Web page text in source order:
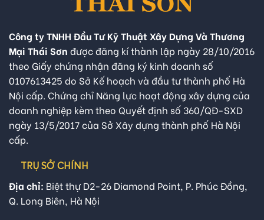
Công ty TNHH Đầu Tư Kỹ Thuật Xây Dựng Và Thương
Mại Thái Sơn được đăng kí thành lập ngày 28/10/2016
theo Giấy chứng nhận đăng ký kinh doanh số
0107613425 do Sở Kế hoạch và đầu tư thành phố Hà
Nội cấp. Chứng chỉ Năng lực hoạt động xây dựng của
doanh nghiệp kèm theo Quyết định số 360/QĐ-SXD
ngày 13/5/2017 của Sở Xây dựng thành phố Hà Nội
cấp.
TRỤ SỞ CHÍNH
Địa chỉ: Biệt thự D2-26 Diamond Point, P. Phúc Đồng,
Q. Long Biên, Hà Nội